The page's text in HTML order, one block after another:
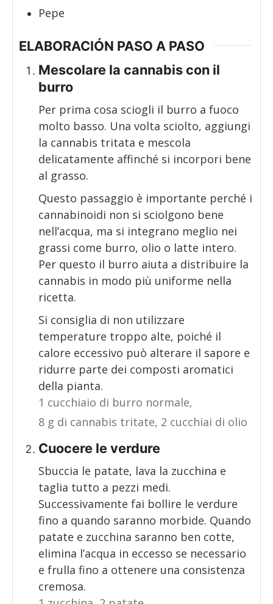
Pepe
ELABORACIÓN PASO A PASO
Mescolare la cannabis con il
burro
Per prima cosa sciogli il burro a fuoco
molto basso. Una volta sciolto, aggiungi
la cannabis tritata e mescola
delicatamente affinché si incorpori bene
al grasso.
Questo passaggio è importante perché i
cannabinoidi non si sciolgono bene
nell’acqua, ma si integrano meglio nei
grassi come burro, olio o latte intero.
Per questo il burro aiuta a distribuire la
cannabis in modo più uniforme nella
ricetta.
Si consiglia di non utilizzare
temperature troppo alte, poiché il
calore eccessivo può alterare il sapore e
ridurre parte dei composti aromatici
della pianta.
1 cucchiaio di burro normale,
8 g di cannabis tritate, 2 cucchiai di olio
Cuocere le verdure
Sbuccia le patate, lava la zucchina e
taglia tutto a pezzi medi.
Successivamente fai bollire le verdure
fino a quando saranno morbide. Quando
patate e zucchina saranno ben cotte,
elimina l’acqua in eccesso se necessario
e frulla fino a ottenere una consistenza
cremosa.